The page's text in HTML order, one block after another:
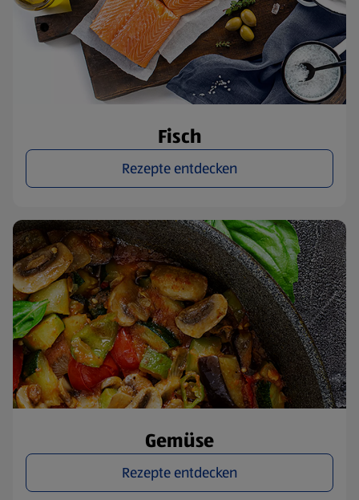
Fisch
Rezepte entdecken
Gemüse
Rezepte entdecken